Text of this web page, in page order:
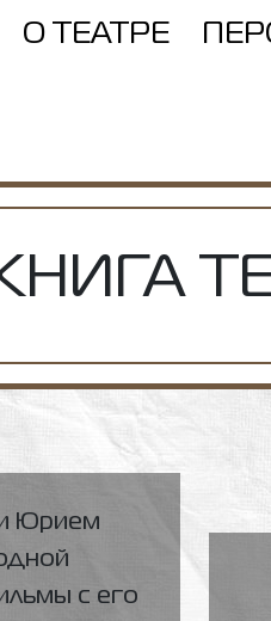
О ТЕАТРЕ
Юрием
с его